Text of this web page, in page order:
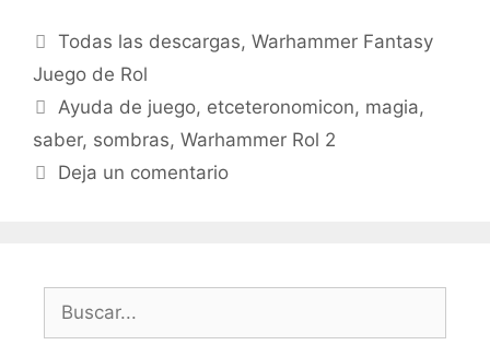
Categorías
Todas las descargas,Warhammer Fantasy
Juego de Rol
Etiquetas
Ayuda de juego, etceteronomicon, magia,
saber, sombras, Warhammer Rol 2
Deja un comentario